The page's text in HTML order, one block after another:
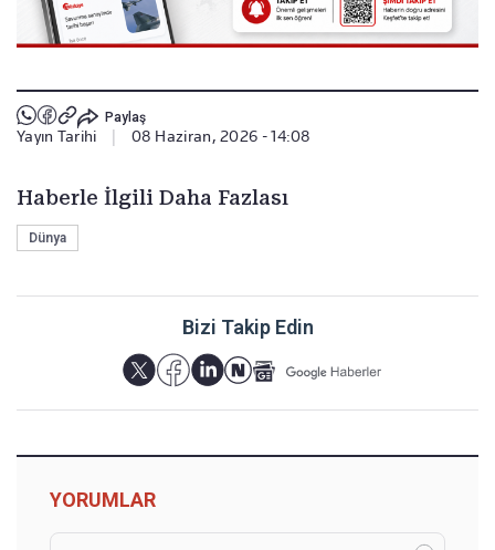
Paylaş
Yayın Tarihi 08 Haziran, 2026 - 14:08
Haberle İlgili Daha Fazlası
Dünya
Bizi Takip Edin
YORUMLAR